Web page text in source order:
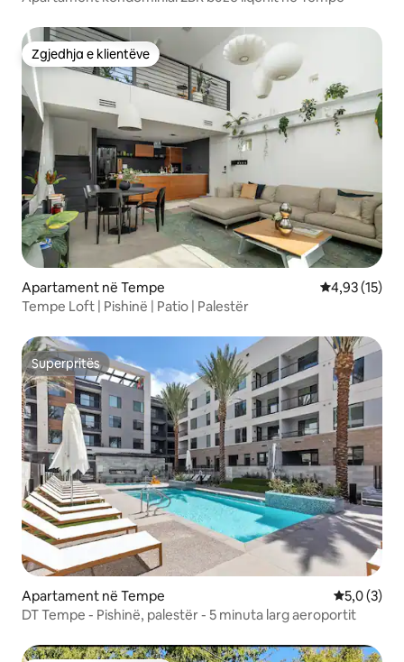
Zgjedhja e klientëve
Zgjedhja e klientëve
Apartament në Tempe Vlerësimi
4,93 (15)
Tempe Loft | Pishinë | Patio | Palestër
Superpritës
Superpritës
Apartament në Tempe Vlerësimi
5,0 (3)
DT Tempe - Pishinë, palestër - 5 minuta larg aeroportit